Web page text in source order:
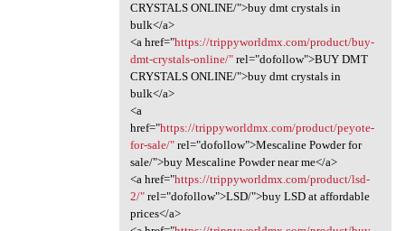
CRYSTALS ONLINE/">buy dmt crystals in
bulk</a>
<a href="https://trippyworldmx.com/product/buy-
dmt-crystals-online/"rel="dofollow">BUY DMT
CRYSTALS ONLINE/">buy dmt crystals in
bulk</a>
<a
href="https://trippyworldmx.com/product/peyote-
for-sale/"rel="dofollow">Mescaline Powder for
sale/">buy Mescaline Powder near me</a>
<a href="https://trippyworldmx.com/product/lsd-
2/"rel="dofollow">LSD/">buy LSD at affordable
prices</a>